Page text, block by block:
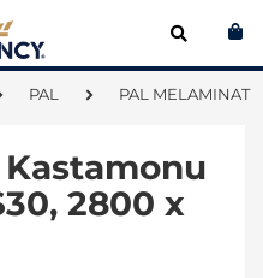
PAL PAL MELAMINAT
2800 x